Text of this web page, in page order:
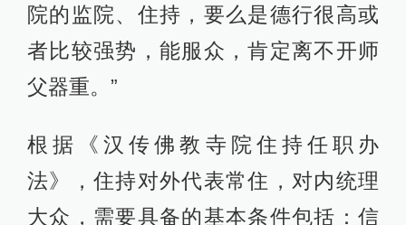
院的监院、住持，要么是德行很高或
者比较强势，能服众，肯定离不开师
父器重。”
根据《汉传佛教寺院住持任职办
法》，住持对外代表常住，对内统理
大众，需要具备的基本条件包括：信